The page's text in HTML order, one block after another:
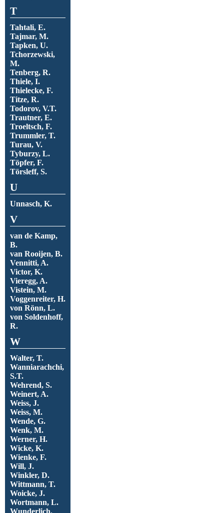
T
Tahtali, E.
Tajmar, M.
Tapken, U.
Tchorzewski,
M.
Tenberg, R.
Thiele, I.
Thielecke, F.
Titze, R.
Todorov, V.T.
Trautner, E.
Troeltsch, F.
Trummler, T.
Turau, V.
Tyburzy, L.
Töpfer, F.
Törsleff, S.
U
Unnasch, K.
V
van de Kamp,
B.
van Rooijen, B.
Vennitti, A.
Victor, K.
Vieregg, A.
Vistein, M.
Voggenreiter, H.
von Rönn, L.
von Soldenhoff,
R.
W
Walter, T.
Wanniarachchi,
S.T.
Wehrend, S.
Weinert, A.
Weiss, J.
Weiss, M.
Wende, G.
Wenk, M.
Werner, H.
Wicke, K.
Wienke, F.
Will, J.
Winkler, D.
Wittmann, T.
Woicke, J.
Wortmann, L.
Wunderlich,